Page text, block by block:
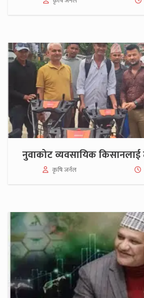
नुवाकोट व्यवसायिक किसानलाई
कृषि जर्नल